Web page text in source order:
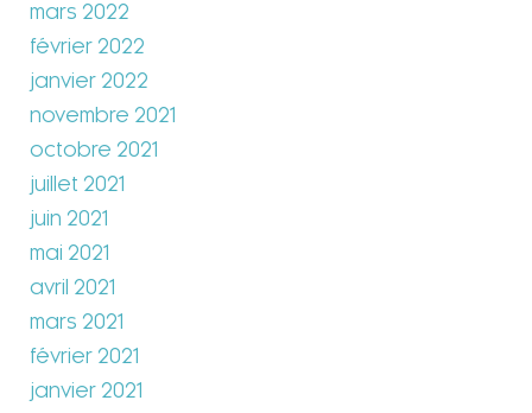
mars 2022
février 2022
janvier 2022
novembre 2021
octobre 2021
juillet 2021
juin 2021
mai 2021
avril 2021
mars 2021
février 2021
janvier 2021